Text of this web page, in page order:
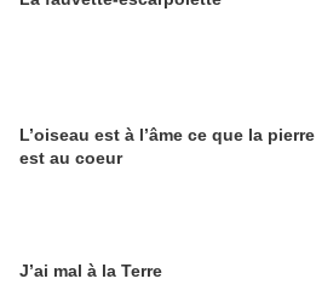
L’oiseau est à l’âme ce que la pierre
est au coeur
J’ai mal à la Terre